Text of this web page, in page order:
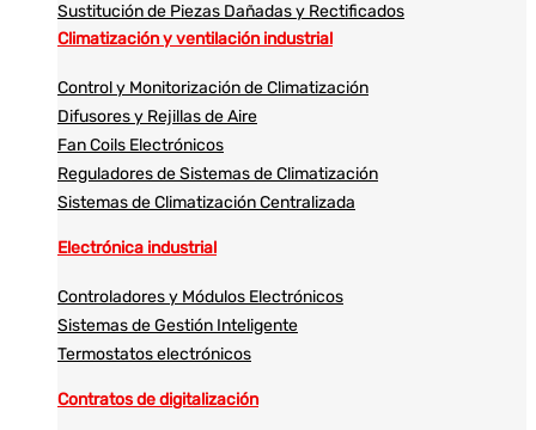
Sustitución de Piezas Dañadas y Rectificados
Climatización y ventilación industrial
Control y Monitorización de Climatización
Difusores y Rejillas de Aire
Fan Coils Electrónicos
Reguladores de Sistemas de Climatización
Sistemas de Climatización Centralizada
Electrónica industrial
Controladores y Módulos Electrónicos
Sistemas de Gestión Inteligente
Termostatos electrónicos
Contratos de digitalización